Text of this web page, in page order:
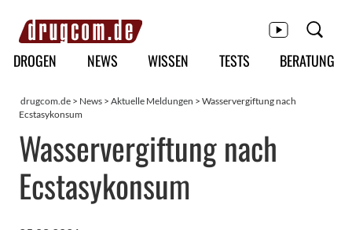
Hauptmenü
DROGEN NEWS WISSEN TESTS BERATUNG
drugcom.de > News > Aktuelle Meldungen > Wasservergiftung nach
Ecstasykonsum
Wasservergiftung nach
Ecstasykonsum